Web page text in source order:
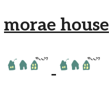
morae house